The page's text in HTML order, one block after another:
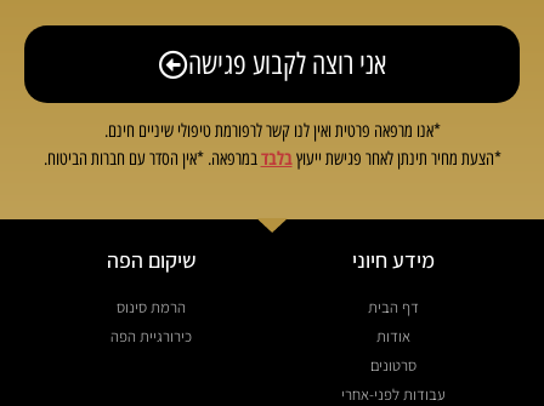
אני רוצה לקבוע פגישה
*אנו מרפאה פרטית ואין לנו קשר לרפורמת טיפולי שיניים חינם.
*הצעת מחיר תינתן לאחר פגישת ייעוץבלבדבמרפאה. *אין הסדר עם חברות הביטוח.
מידע חיוני
דף הבית
אודות
סרטונים
עבודות לפני-אחרי
שיקום הפה
הרמת סינוס
כירורגיית הפה